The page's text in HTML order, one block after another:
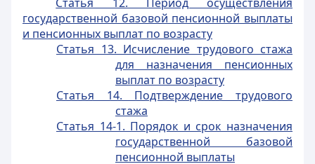
государственной базовой пенсионной выплаты
и пенсионных выплат по возрасту
Статья 13. Исчисление трудового стажа
для назначения пенсионных
выплат по возрасту
Статья 14. Подтверждение трудового
стажа
Статья 14-1. Порядок и срок назначения
государственной базовой
пенсионной выплаты